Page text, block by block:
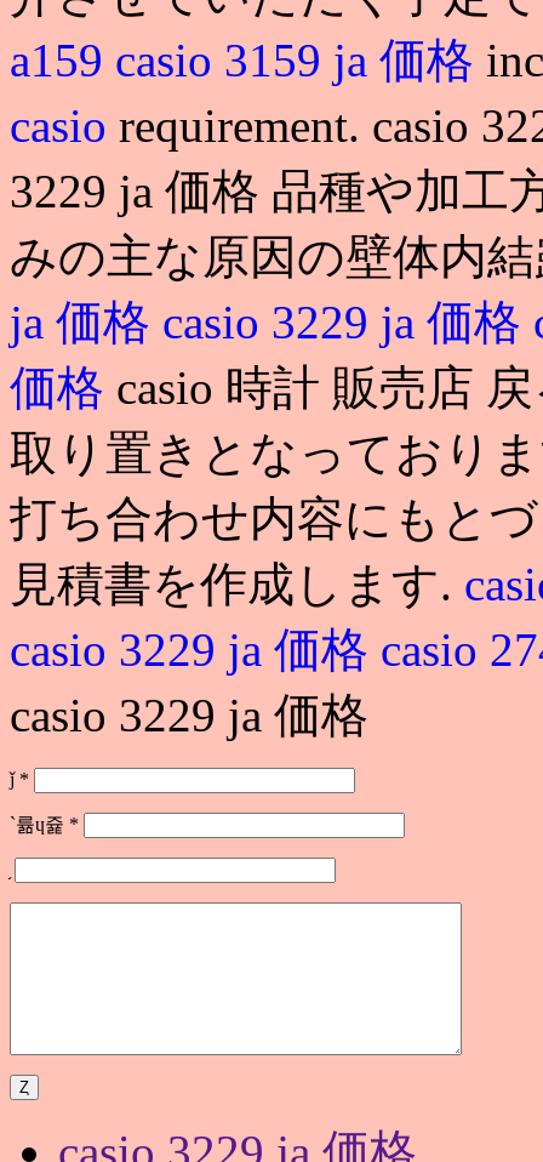
a159 casio 3159 ja 価格
casio requirement. casio
3229 ja 価格 品種や加工
みの主な原因の壁体内
ja 価格 casio 3229 ja 価格
価格 casio 時計 販売店
取り置きとなっており
打ち合わせ内容にもと
見積書を作成します.
casio 3229 ja 価格 casio
casio 3229 ja 価格
ǰ *
`륢ɥ쥹 *
casio 3229 ja 価格